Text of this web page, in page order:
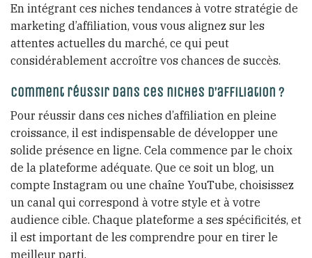
En intégrant ces niches tendances à votre stratégie de
marketing d’affiliation, vous vous alignez sur les
attentes actuelles du marché, ce qui peut
considérablement accroître vos chances de succès.
Comment réussir dans ces niches d’affiliation ?
Pour réussir dans ces niches d’affiliation en pleine
croissance, il est indispensable de développer une
solide présence en ligne. Cela commence par le choix
de la plateforme adéquate. Que ce soit un blog, un
compte Instagram ou une chaîne YouTube, choisissez
un canal qui correspond à votre style et à votre
audience cible. Chaque plateforme a ses spécificités, et
il est important de les comprendre pour en tirer le
meilleur parti.